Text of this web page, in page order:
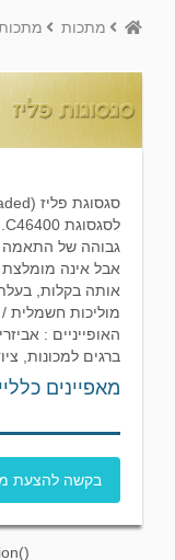
Homeמתכות
גבוהה של התאמה
אבל אינה מומלצת
אותה בקלות,
מוליכות חשמלית
האופייניים :
ברגים למכונות,
מאפיינים
בקשה להצעת